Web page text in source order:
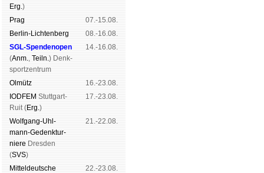
Erg.)
Prag
07.-15.08.
Berlin-Lich­ten­berg
08.-16.08.
SGL-Spenden­open
(Anm., Teiln.) Denk­
sport­zen­trum
14.-16.08.
Ol­mütz
16.-23.08.
IODFEM Stutt­gart-
Ruit (Erg.)
17.-23.08.
Wolf­gang-Uhl­
mann-Ge­denk­tur­
niere Dres­den
(SVS)
21.-22.08.
Mit­tel­deu­tsche 22.-23.08.